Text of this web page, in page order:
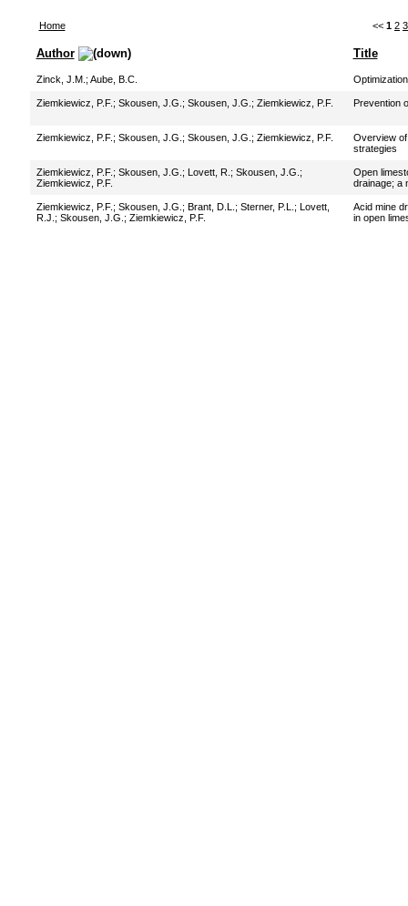
Home << 1 2 3
Author Title
Zinck, J.M. ; Aube, B.C.
Ziemkiewicz, P.F. ; Skousen, J.G. ; Skousen, J.G. ; Ziemkiewicz, P.F. Prevention
Ziemkiewicz, P.F. ; Skousen, J.G. ; Skousen, J.G. ; Ziemkiewicz, P.F.
Overview
strategies
Ziemkiewicz, P.F. ; Skousen, J.G. ; Lovett, R. ; Skousen, J.G. ;
Ziemkiewicz, P.F.
Open
drainage; a
Ziemkiewicz, P.F. ; Skousen, J.G. ; Brant, D.L. ; Sterner, P.L. ; Lovett,
R.J. ; Skousen, J.G. ; Ziemkiewicz, P.F.
Acid mine
in open